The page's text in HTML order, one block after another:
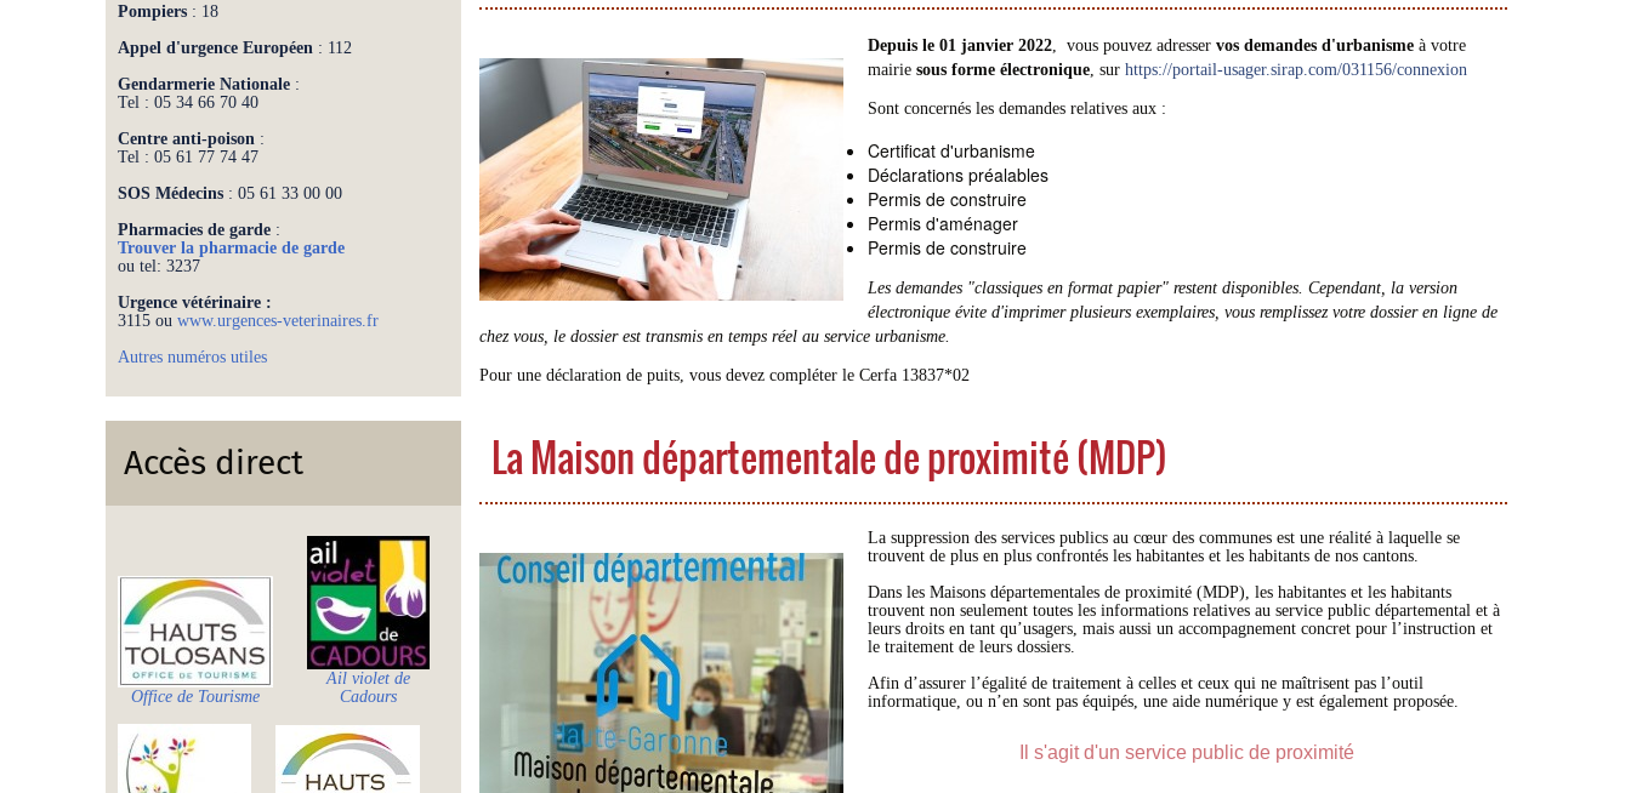
Depuis le 01 janvier 2022, vous pouvez adresser vos demandes d'urbanismeà votre
mairie sous forme électronique, sur https://portail-usager.sirap.com/031156/connexion
Sont concernés les demandes relatives aux :
Certificat d'urbanisme
Déclarations préalables
Permis de construire
Permis d'aménager
Permis de construire
Les demandes "classiques en format papier" restent disponibles. Cependant, la version
électronique évite d'imprimer plusieurs exemplaires, vous remplissez votre dossier en ligne de
chez vous, le dossier est transmis en temps réel au service urbanisme.
Pour une déclaration de puits, vous devez compléter le Cerfa 13837*02
La Maison départementale de proximité (MDP)
La suppression des services publics au cœur des communes est une réalité à laquelle se
trouvent de plus en plus confrontés les habitantes et les habitants de nos cantons.
Dans les Maisons départementales de proximité (MDP), les habitantes et les habitants
trouvent non seulement toutes les informations relatives au service public départemental et à
leurs droits en tant qu’usagers, mais aussi un accompagnement concret pour l’instruction et
le traitement de leurs dossiers.
Afin d’assurer l’égalité de traitement à celles et ceux qui ne maîtrisent pas l’outil
informatique, ou n’en sont pas équipés, une aide numérique y est également proposée.
Il s'agit d'un service public de proximité
Pompiers : 18
Appel d'urgence Européen : 112
Gendarmerie Nationale :
Tel : 05 34 66 70 40
Centre anti-poison :
Tel : 05 61 77 74 47
SOS Médecins : 05 61 33 00 00
Pharmacies de garde :
Trouver la pharmacie de garde
ou tel: 3237
Urgence vétérinaire :
3115 ou www.urgences-veterinaires.fr
Autres numéros utiles
Accès direct
Office de Tourisme
Ail violet de
Cadours